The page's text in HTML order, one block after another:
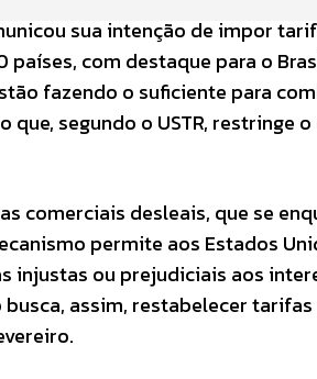
sua intenção de impor
países, com destaque para o
fazendo o suficiente para
segundo o USTR, restringe
comerciais desleais, que se
permite aos Estados
injustas ou prejudiciais aos
assim, restabelecer